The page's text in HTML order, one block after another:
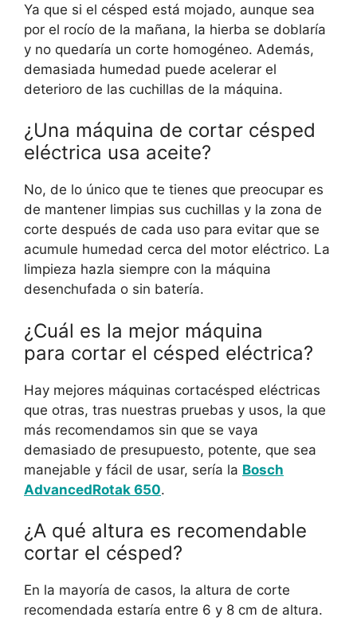
Ya que si el césped está mojado, aunque sea
por el rocío de la mañana, la hierba se doblaría
y no quedaría un corte homogéneo. Además,
demasiada humedad puede acelerar el
deterioro de las cuchillas de la máquina.
¿Una máquina de cortar césped
eléctrica usa aceite?
No, de lo único que te tienes que preocupar es
de mantener limpias sus cuchillas y la zona de
corte después de cada uso para evitar que se
acumule humedad cerca del motor eléctrico. La
limpieza hazla siempre con la máquina
desenchufada o sin batería.
¿Cuál es la mejor máquina
para cortar el césped eléctrica?
Hay mejores máquinas cortacésped eléctricas
que otras, tras nuestras pruebas y usos, la que
más recomendamos sin que se vaya
demasiado de presupuesto, potente, que sea
manejable y fácil de usar, sería la Bosch
AdvancedRotak 650.
¿A qué altura es recomendable
cortar el césped?
En la mayoría de casos, la altura de corte
recomendada estaría entre 6 y 8 cm de altura.